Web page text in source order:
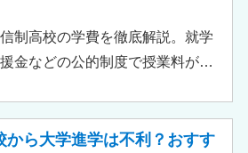
制高校の学費を徹底解説。就学
金などの公的制度で授業料が実
、申請時の注意点などをわかり
から大学進学は不利？おすす